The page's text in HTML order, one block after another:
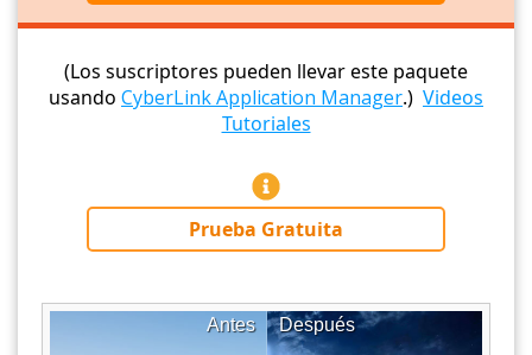
(Los suscriptores pueden llevar este paquete
usando CyberLink Application Manager.) Videos
Tutoriales
Prueba Gratuita
Después
Antes